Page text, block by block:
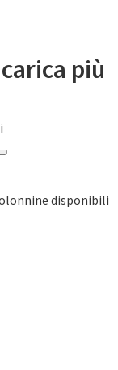
più
disponibili